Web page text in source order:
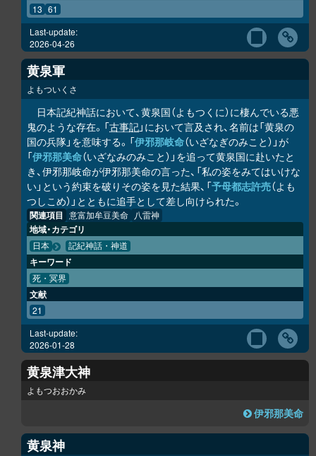
13 61
Last-update:
2026-04-26
黄泉軍
よもついくさ
日本記紀神話において、黄泉国（よもつくに）に棲んでいる悪
鬼のような存在。「古事記」において言及され、名前は「黄泉の
国の兵隊」を意味する。「伊邪那岐命（いざなぎのみこと）」が
「伊邪那美命（いざなみのみこと）」を追って黄泉国に赴いたと
き、伊邪那岐命が伊邪那美命の言った、「私の姿をみてはいけな
い」という約束を破りその姿を見た結果、「予母都志許売（よも
つしこめ）」とともに追手として差し向けられた。
関連項目 意富加牟豆美命 八雷神
地域・カテゴリ
日本 記紀神話・神道
キーワード
死・冥界
文献
21
Last-update:
2026-01-28
黄泉津大神
よもつおおかみ
伊邪那美命
黄泉神